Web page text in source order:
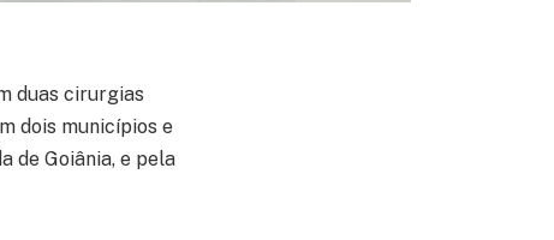
duas cirurgias
dois municípios e
de Goiânia, e pela